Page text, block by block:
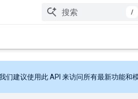
/
们建议使用此 API 来访问所有最新功能和